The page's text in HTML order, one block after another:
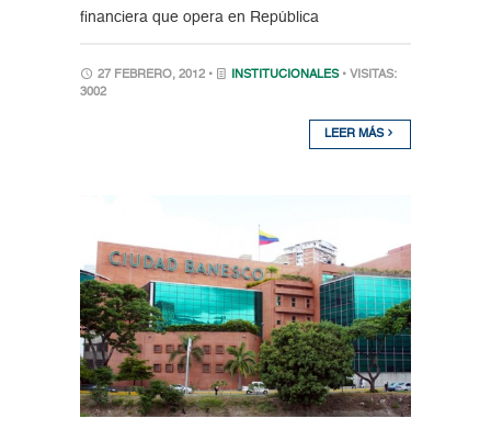
financiera que opera en República
27 FEBRERO, 2012 • INSTITUCIONALES • VISITAS:
3002
LEER MÁS